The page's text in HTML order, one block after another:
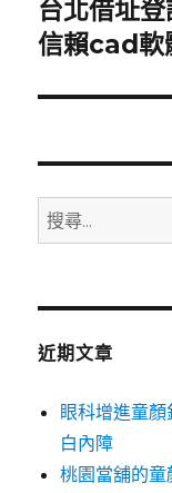
下
一
文
台北借址
信賴cad軟
搜
尋
鍵
近期文章
眼科增進童
白內障
桃園當舖的